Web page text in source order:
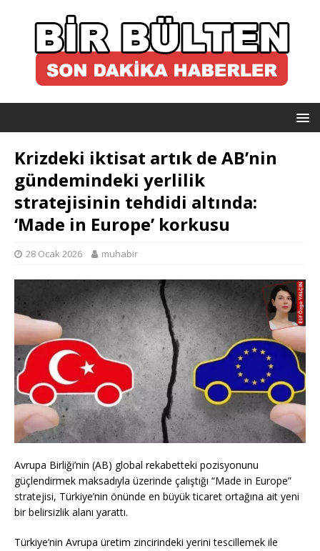
Krizdeki iktisat artık de AB’nin
gündemindeki yerlilik
stratejisinin tehdidi altında:
‘Made in Europe’ korkusu
28 Ocak 2026 muhabir
Avrupa Birliği’nin (AB) global rekabetteki pozisyonunu
güçlendirmek maksadıyla üzerinde çalıştığı “Made in Europe”
stratejisi, Türkiye’nin önünde en büyük ticaret ortağına ait yeni
bir belirsizlik alanı yarattı.
Türkiye’nin Avrupa üretim zincirindeki yerini tescillemek ile